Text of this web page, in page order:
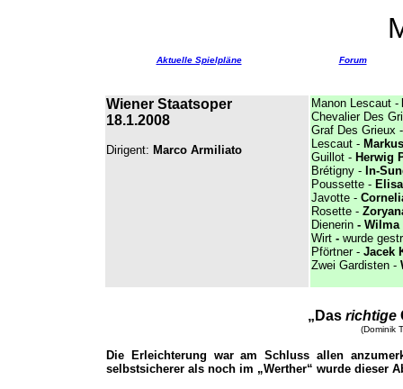
Aktuelle Spielpläne Forum
Wiener Staatsoper
18.1.2008
Dirigent: Marco Armiliato
Manon Lescaut -
Chevalier Des
Graf Des Grieux
Lescaut -
Guillot - Herwig
Brétigny - In-
Poussette -
Javotte -
Rosette -
Dienerin - Wilma
Wirt - wurde
Pförtner - Jacek
Zwei Gardisten -
„Das richtige
(Dominik
Die Erleichterung war am Schluss allen
selbstsicherer als noch im „Werther“ wurde dieser